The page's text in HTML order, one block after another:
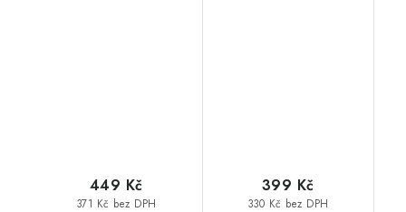
371 Kč bez DPH
449 Kč
330 Kč bez DPH
399 Kč